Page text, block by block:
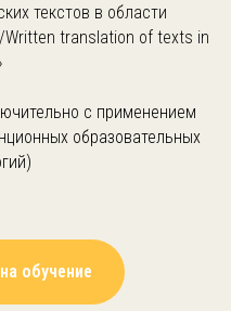
текстов в области
Written translation of texts in
с применением
образовательных
обучение